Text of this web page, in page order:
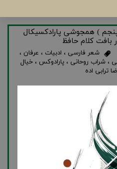
) همجوشی پارادکسیکال
بافت کلام حافظ
شعر فارسی ، ادبیات ، عرفان ،
، شراب روحانی ، پارادوکس ، خیال
ترابی اده